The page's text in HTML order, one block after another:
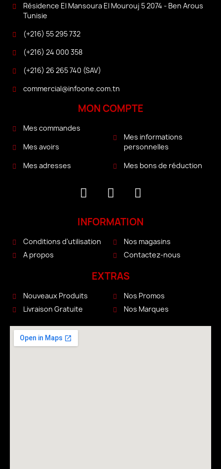
Résidence El Mansoura El Mourouj 5 2074 - Ben Arous
Tunisie
(+216) 55 295 732
(+216) 24 000 358
(+216) 26 265 740 (SAV)
commercial@infoone.com.tn
MON COMPTE
Mes commandes
Mes avoirs
Mes adresses
Mes informations
personnelles
Mes bons de réduction
INFORMATION
Conditions d'utilisation
A propos
Nos magasins
Contactez-nous
EXTRAS
Nouveaux Produits
Livraison Gratuite
Nos Promos
Nos Marques